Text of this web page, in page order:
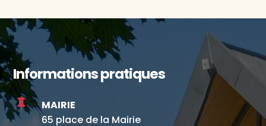
Informations pratiques

MAIRIE
65 place de la Mairie